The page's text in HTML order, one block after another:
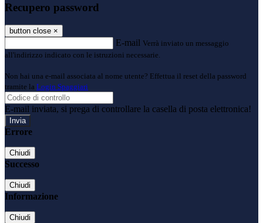
Recupero password
button close ×
E-mail Verrà inviato un messaggio
all'indirizzo indicato con le istruzioni necessarie.
Non hai una e-mail associata al nome utente? Effettua il reset della password
tramite la Login Spaggiari
E-mail inviata, si prega di controllare la casella di posta elettronica!
Errore
Chiudi
Successo
Chiudi
Informazione
Chiudi